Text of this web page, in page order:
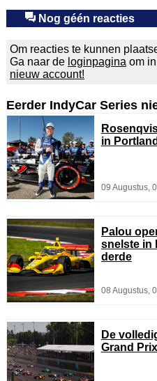
Nog géén reacties
Om reacties te kunnen
Ga naar de loginpagina om
nieuw account!
Eerder IndyCar Series
in
09 Augustus,
Palou
snelste in
derde
08 Augustus,
De
Grand